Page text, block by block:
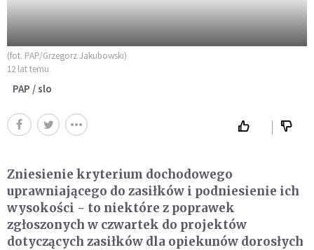
(fot. PAP/Grzegorz Jakubowski)
12 lat temu
PAP / slo
Zniesienie kryterium dochodowego
uprawniającego do zasiłków i podniesienie ich
wysokości - to niektóre z poprawek
zgłoszonych w czwartek do projektów
dotyczących zasiłków dla opiekunów dorosłych